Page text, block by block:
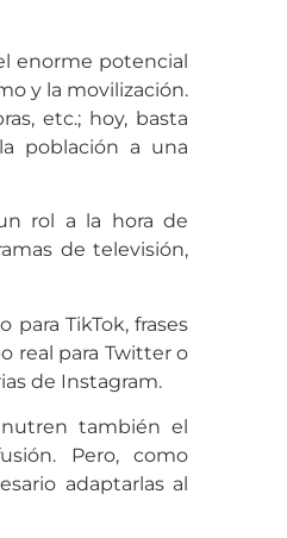
enorme potencial
y la movilización.
etc.; hoy, basta
población a una
rol a la hora de
de televisión,
TikTok, frases
real para Twitter o
de Instagram.
también el
Pero, como
adaptarlas al